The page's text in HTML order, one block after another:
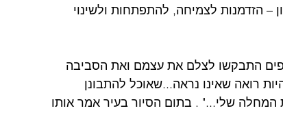
הזדמנות לצמיחה, להתפתחות ולשינוי
התבקשו לצלם את עצמם ואת הסביבה
רואה שאינו נראה...שאוכל להתבונן
שלי..." . בתום הסיור בעיר אמר אותו